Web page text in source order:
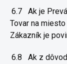
6.7
Ak je
Tovar na miesto
Zákazník je
6.8
Ak z